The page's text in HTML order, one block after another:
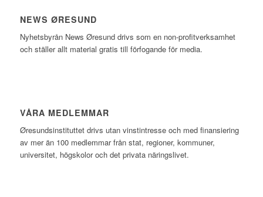
NEWS ØRESUND
Nyhetsbyrån News Øresund drivs som en non-profitverksamhet
och ställer allt material gratis till förfogande för media.
VÅRA MEDLEMMAR
Øresundsinstituttet drivs utan vinst­intresse och med finansiering
av mer än 100 medlemmar från stat, regioner, kommuner,
universitet, högskolor och det privata näringslivet.